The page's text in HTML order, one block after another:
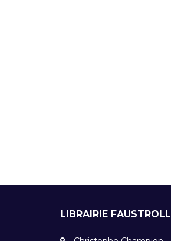
LIBRAIRIE FAUSTROLL